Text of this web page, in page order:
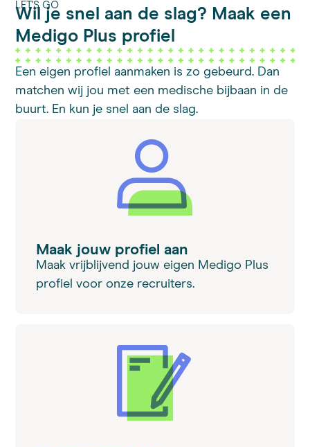
LET'S GO
Wil je snel aan de slag? Maak een
Medigo Plus profiel
Een eigen profiel aanmaken is zo gebeurd. Dan
matchen wij jou met een medische bijbaan in de
buurt. En kun je snel aan de slag.
Maak jouw profiel aan
Maak vrijblijvend jouw eigen Medigo Plus
profiel voor onze recruiters.